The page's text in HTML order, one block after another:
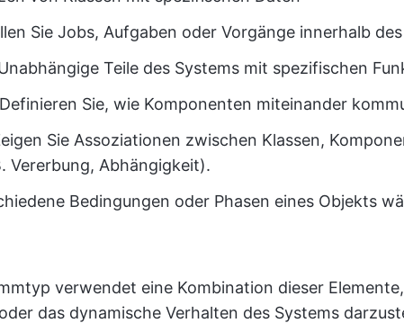
Sie Jobs, Aufgaben oder Vorgänge innerhalb
Teile des Systems mit spezifischen
Definieren Sie, wie Komponenten miteinander
Sie Assoziationen zwischen Klassen,
Vererbung, Abhängigkeit).
Bedingungen oder Phasen eines Objekts
verwendet eine Kombination dieser
das dynamische Verhalten des Systems